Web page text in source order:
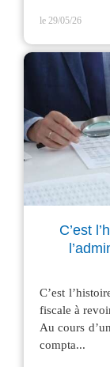
le 29/05/26
C’est
C’est
fiscale à
Au cours
compta...